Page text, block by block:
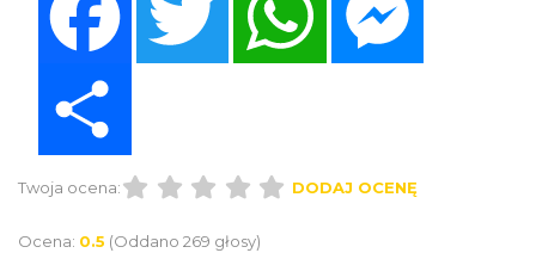
Twoja ocena: DODAJ OCENĘ
Ocena: 0.5 (Oddano 269 głosy)